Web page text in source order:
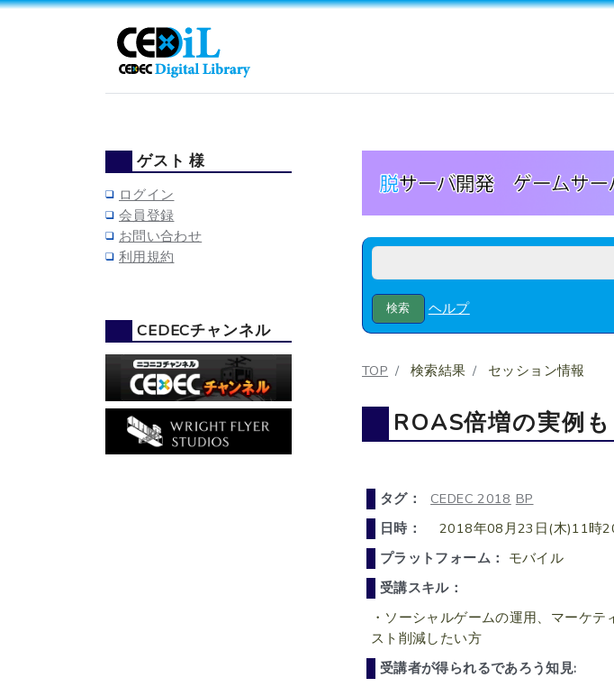
ヘルプ
TOP 検索結果 セッション情報
ROAS倍増の実例
タグ： CEDEC 2018 BP
日時：
2018年08月23日(木)11時
プラットフォーム： モバイル
受講スキル：
・ソーシャルゲームの運用、マーケ
スト削減したい方
受講者が得られるであろう知見:
ゲスト 様
ログイン
会員登録
お問い合わせ
利用規約
CEDECチャンネル